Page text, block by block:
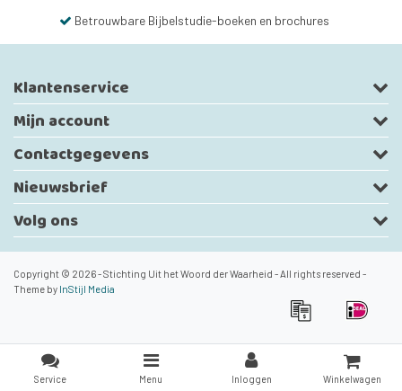
Betrouwbare Bijbelstudie-boeken en brochures
Klantenservice
Mijn account
Contactgegevens
Nieuwsbrief
Volg ons
Copyright © 2026 - Stichting Uit het Woord der Waarheid - All rights reserved -
Theme by InStijl Media
Service Menu Inloggen Winkelwagen